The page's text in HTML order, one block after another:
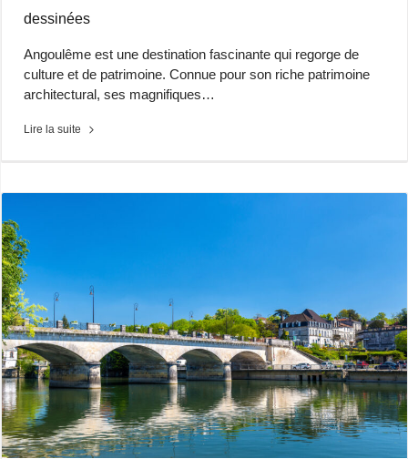
dessinées
Angoulême est une destination fascinante qui regorge de
culture et de patrimoine. Connue pour son riche patrimoine
architectural, ses magnifiques…
Lire la suite